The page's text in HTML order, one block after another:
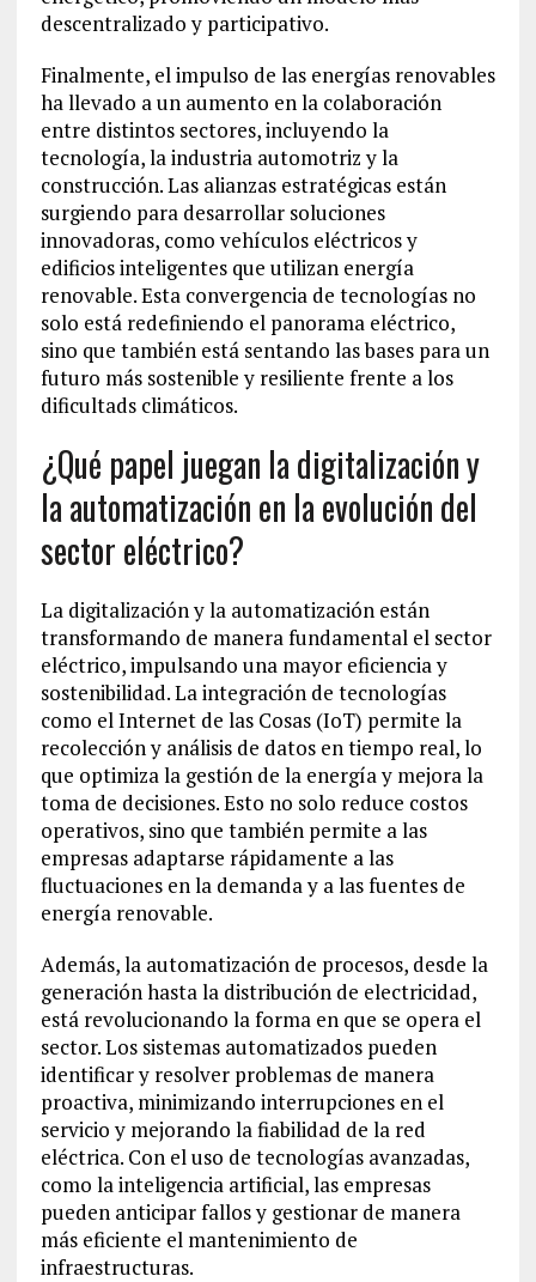
descentralizado y participativo.
Finalmente, el impulso de las energías renovables
ha llevado a un aumento en la colaboración
entre distintos sectores, incluyendo la
tecnología, la industria automotriz y la
construcción. Las alianzas estratégicas están
surgiendo para desarrollar soluciones
innovadoras, como vehículos eléctricos y
edificios inteligentes que utilizan energía
renovable. Esta convergencia de tecnologías no
solo está redefiniendo el panorama eléctrico,
sino que también está sentando las bases para un
futuro más sostenible y resiliente frente a los
dificultads climáticos.
¿Qué papel juegan la digitalización y
la automatización en la evolución del
sector eléctrico?
La digitalización y la automatización están
transformando de manera fundamental el sector
eléctrico, impulsando una mayor eficiencia y
sostenibilidad. La integración de tecnologías
como el Internet de las Cosas (IoT) permite la
recolección y análisis de datos en tiempo real, lo
que optimiza la gestión de la energía y mejora la
toma de decisiones. Esto no solo reduce costos
operativos, sino que también permite a las
empresas adaptarse rápidamente a las
fluctuaciones en la demanda y a las fuentes de
energía renovable.
Además, la automatización de procesos, desde la
generación hasta la distribución de electricidad,
está revolucionando la forma en que se opera el
sector. Los sistemas automatizados pueden
identificar y resolver problemas de manera
proactiva, minimizando interrupciones en el
servicio y mejorando la fiabilidad de la red
eléctrica. Con el uso de tecnologías avanzadas,
como la inteligencia artificial, las empresas
pueden anticipar fallos y gestionar de manera
más eficiente el mantenimiento de
infraestructuras.